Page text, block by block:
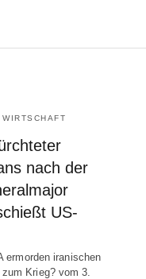
WIRTSCHAFT
nach der
US-
ermorden iranischen
Krieg? vom 3.